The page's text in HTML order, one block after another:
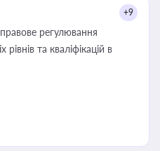
+9
регулювання
рівнів та кваліфікацій в